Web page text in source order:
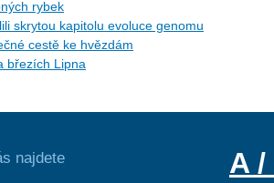
rybek
skrytou kapitolu evoluce genomu
cestě ke hvězdám
březích Lipna
najdete A